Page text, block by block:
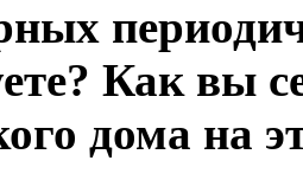
Как вы
дома на